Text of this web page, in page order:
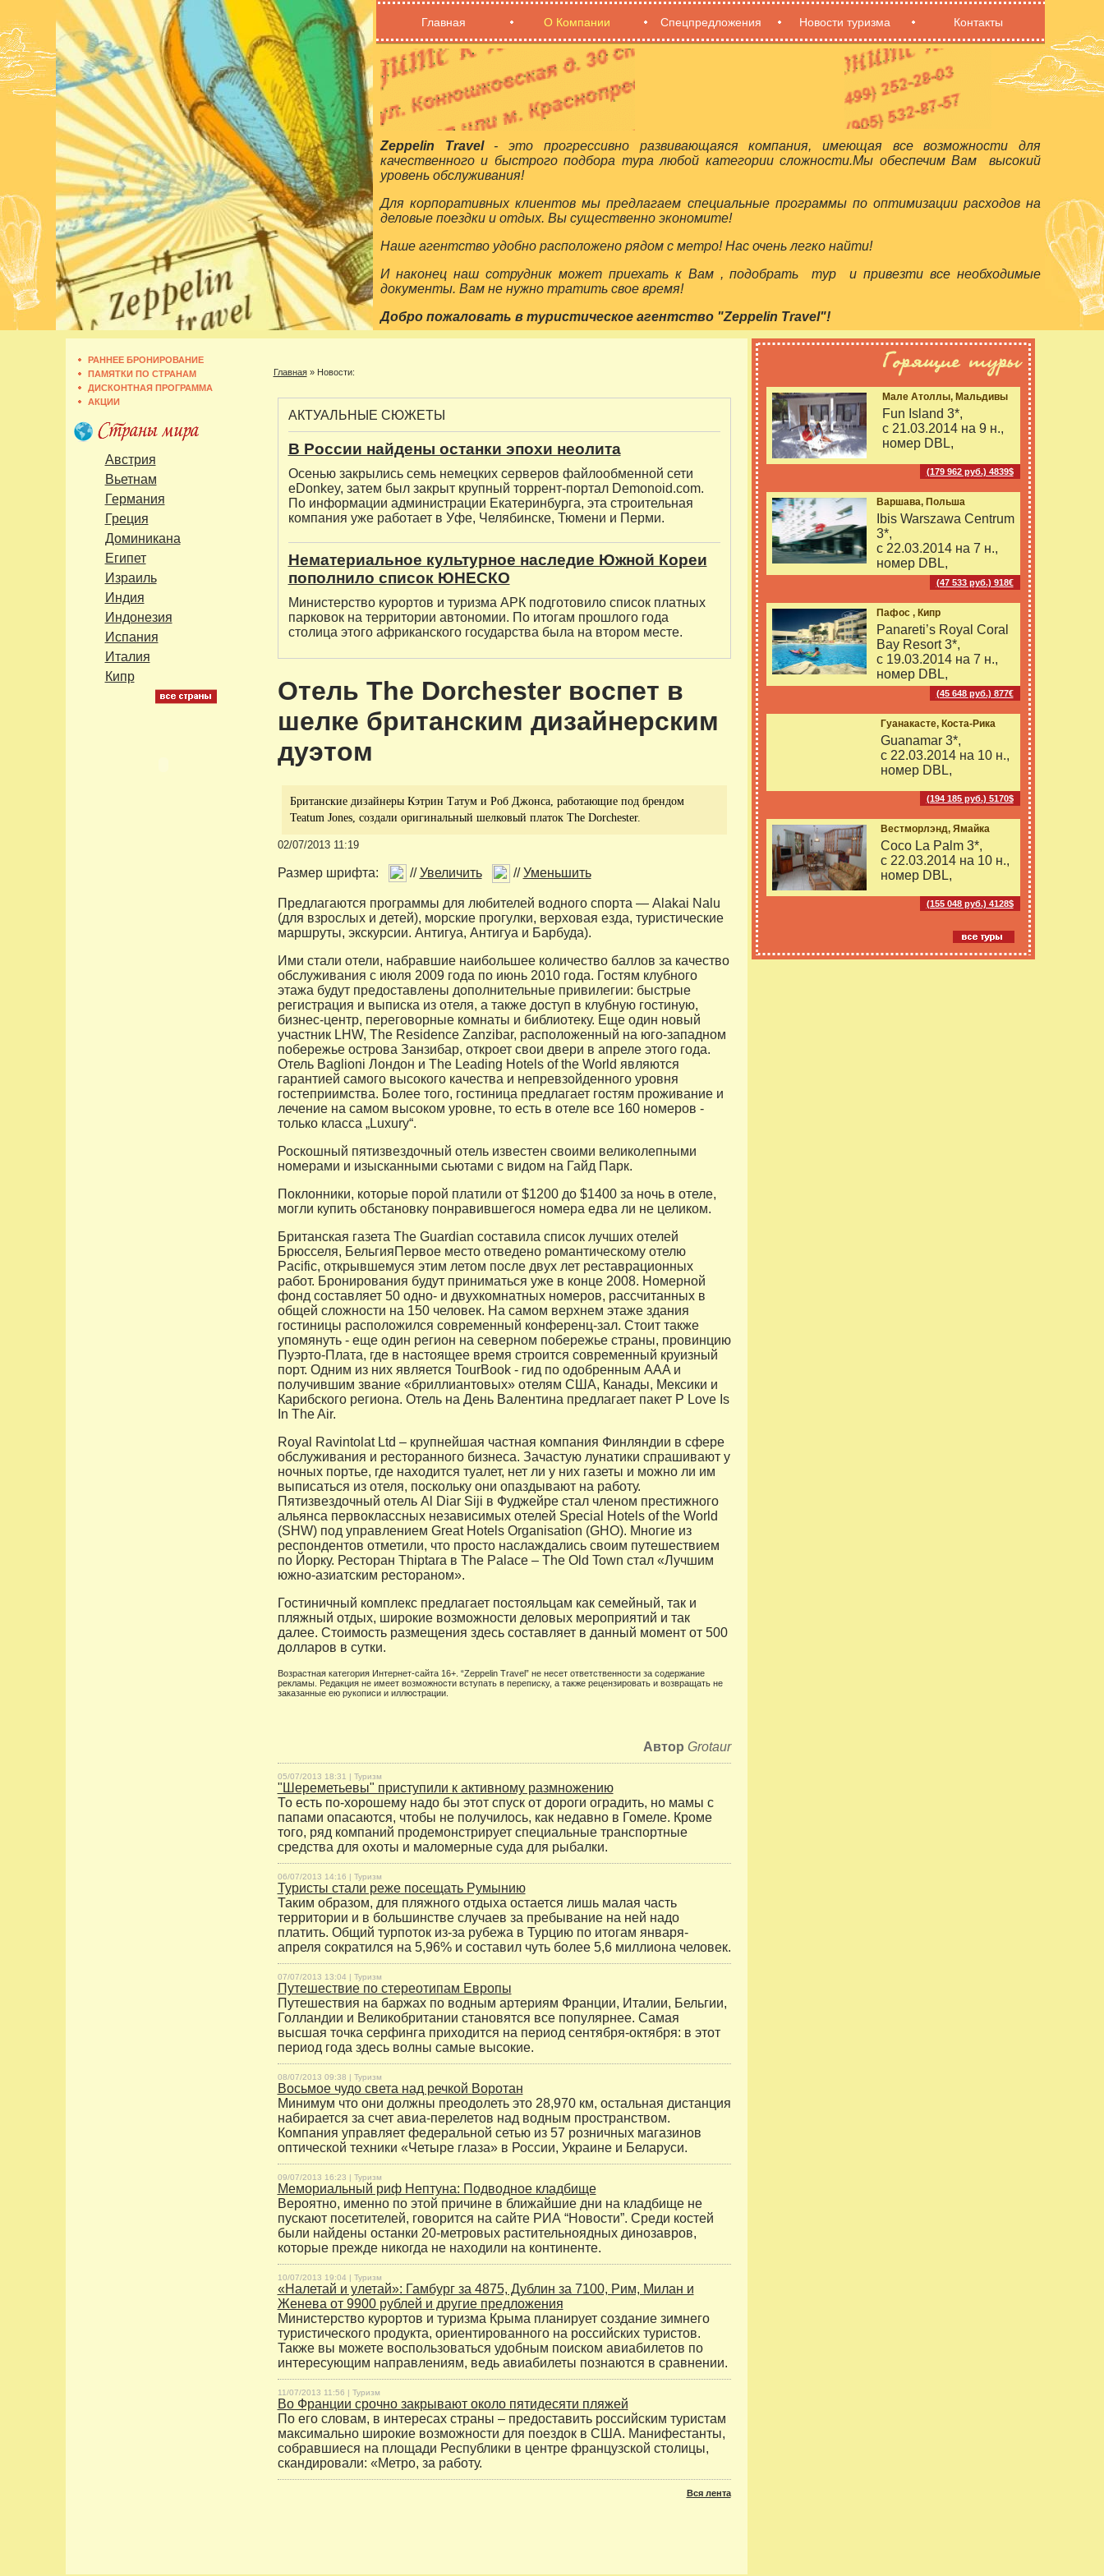
Главная О Компании Спецпредложения Новости туризма Контакты
Zeppelin Travel- это прогрессивно развивающаяся компания, имеющая все возможности для
качественного и быстрого подбора тура любой категории сложности.Мы обеспечим Вам высокий
уровень обслуживания!
Для корпоративных клиентов мы предлагаем специальные программы по оптимизации расходов на
деловые поездки и отдых. Вы существенно экономите!
Наше агентство удобно расположено рядом с метро! Нас очень легко найти!
И наконец наш сотрудник может приехать к Вам , подобрать тур и привезти все необходимые
документы. Вам не нужно тратить свое время!
Добро пожаловать в туристическое агентство "Zeppelin Travel"!
РАННЕЕ БРОНИРОВАНИЕ
ПАМЯТКИ ПО СТРАНАМ
ДИСКОНТНАЯ ПРОГРАММА
АКЦИИ
Австрия
Вьетнам
Германия
Греция
Доминикана
Египет
Израиль
Индия
Индонезия
Испания
Италия
Кипр
Главная» Новости:
АКТУАЛЬНЫЕ СЮЖЕТЫ
В России найдены останки эпохи неолита
Осенью закрылись семь немецких серверов файлообменной сети
eDonkey, затем был закрыт крупный торрент-портал Demonoid.com.
По информации администрации Екатеринбурга, эта строительная
компания уже работает в Уфе, Челябинске, Тюмени и Перми.
Нематериальное культурное наследие Южной Кореи
пополнило список ЮНЕСКО
Министерство курортов и туризма АРК подготовило список платных
парковок на территории автономии. По итогам прошлого года
столица этого африканского государства была на втором месте.
Отель The Dorchester воспет в
шелке британским дизайнерским
дуэтом
Британские дизайнеры Кэтрин Татум и Роб Джонса, работающие под брендом
Teatum Jones, создали оригинальный шелковый платок The Dorchester.
02/07/2013 11:19
Размер шрифта: //Увеличить //Уменьшить
Предлагаются программы для любителей водного спорта — Alakai Nalu
(для взрослых и детей), морские прогулки, верховая езда, туристические
маршруты, экскурсии. Антигуа, Антигуа и Барбуда).
Ими стали отели, набравшие наибольшее количество баллов за качество
обслуживания с июля 2009 года по июнь 2010 года. Гостям клубного
этажа будут предоставлены дополнительные привилегии: быстрые
регистрация и выписка из отеля, а также доступ в клубную гостиную,
бизнес-центр, переговорные комнаты и библиотеку. Еще один новый
участник LHW, The Residence Zanzibar, расположенный на юго-западном
побережье острова Занзибар, откроет свои двери в апреле этого года.
Отель Baglioni Лондон и The Leading Hotels of the World являются
гарантией самого высокого качества и непревзойденного уровня
гостеприимства. Более того, гостиница предлагает гостям проживание и
лечение на самом высоком уровне, то есть в отеле все 160 номеров -
только класса „Luxury“.
Роскошный пятизвездочный отель известен своими великолепными
номерами и изысканными сьютами с видом на Гайд Парк.
Поклонники, которые порой платили от $1200 до $1400 за ночь в отеле,
могли купить обстановку понравившегося номера едва ли не целиком.
Британская газета The Guardian составила список лучших отелей
Брюсселя, БельгияПервое место отведено романтическому отелю
Pacific, открывшемуся этим летом после двух лет реставрационных
работ. Бронирования будут приниматься уже в конце 2008. Номерной
фонд составляет 50 одно- и двухкомнатных номеров, рассчитанных в
общей сложности на 150 человек. На самом верхнем этаже здания
гостиницы расположился современный конференц-зал. Стоит также
упомянуть - еще один регион на северном побережье страны, провинцию
Пуэрто-Плата, где в настоящее время строится современный круизный
порт. Одним из них является TourBook - гид по одобренным AAA и
получившим звание «бриллиантовых» отелям США, Канады, Мексики и
Карибского региона. Отель на День Валентина предлагает пакет P Love Is
In The Air.
Royal Ravintolat Ltd – крупнейшая частная компания Финляндии в сфере
обслуживания и ресторанного бизнеса. Зачастую лунатики спрашивают у
ночных портье, где находится туалет, нет ли у них газеты и можно ли им
выписаться из отеля, поскольку они опаздывают на работу.
Пятизвездочный отель Al Diar Siji в Фуджейре стал членом престижного
альянса первоклассных независимых отелей Special Hotels of the World
(SHW) под управлением Great Hotels Organisation (GHO). Многие из
респондентов отметили, что просто наслаждались своим путешествием
по Йорку. Ресторан Thiptara в The Palace – The Old Town стал «Лучшим
южно-азиатским рестораном».
Гостиничный комплекс предлагает постояльцам как семейный, так и
пляжный отдых, широкие возможности деловых мероприятий и так
далее. Стоимость размещения здесь составляет в данный момент от 500
долларов в сутки.
Возрастная категория Интернет-сайта 16+. “Zeppelin Travel” не несет ответственности за содержание
рекламы. Редакция не имеет возможности вступать в переписку, а также рецензировать и возвращать не
заказанные ею рукописи и иллюстрации.
Автор Grotaur
05/07/2013 18:31 | Туризм
"Шереметьевы" приступили к активному размножению
То есть по-хорошему надо бы этот спуск от дороги оградить, но мамы с
папами опасаются, чтобы не получилось, как недавно в Гомеле. Кроме
того, ряд компаний продемонстрирует специальные транспортные
средства для охоты и маломерные суда для рыбалки.
06/07/2013 14:16 | Туризм
Туристы стали реже посещать Румынию
Таким образом, для пляжного отдыха остается лишь малая часть
территории и в большинстве случаев за пребывание на ней надо
платить. Общий турпоток из-за рубежа в Турцию по итогам января-
апреля сократился на 5,96% и составил чуть более 5,6 миллиона человек.
07/07/2013 13:04 | Туризм
Путешествие по стереотипам Европы
Путешествия на баржах по водным артериям Франции, Италии, Бельгии,
Голландии и Великобритании становятся все популярнее. Самая
высшая точка серфинга приходится на период сентября-октября: в этот
период года здесь волны самые высокие.
08/07/2013 09:38 | Туризм
Восьмое чудо света над речкой Воротан
Минимум что они должны преодолеть это 28,970 км, остальная дистанция
набирается за счет авиа-перелетов над водным пространством.
Компания управляет федеральной сетью из 57 розничных магазинов
оптической техники «Четыре глаза» в России, Украине и Беларуси.
09/07/2013 16:23 | Туризм
Мемориальный риф Нептуна: Подводное кладбище
Вероятно, именно по этой причине в ближайшие дни на кладбище не
пускают посетителей, говорится на сайте РИА “Новости”. Среди костей
были найдены останки 20-метровых растительноядных динозавров,
которые прежде никогда не находили на континенте.
10/07/2013 19:04 | Туризм
«Налетай и улетай»: Гамбург за 4875, Дублин за 7100, Рим, Милан и
Женева от 9900 рублей и другие предложения
Министерство курортов и туризма Крыма планирует создание зимнего
туристического продукта, ориентированного на российских туристов.
Также вы можете воспользоваться удобным поиском авиабилетов по
интересующим направлениям, ведь авиабилеты познаются в сравнении.
11/07/2013 11:56 | Туризм
Во Франции срочно закрывают около пятидесяти пляжей
По его словам, в интересах страны – предоставить российским туристам
максимально широкие возможности для поездок в США. Манифестанты,
собравшиеся на площади Республики в центре французской столицы,
скандировали: «Метро, за работу.
Вся лента
Мале Атоллы, Мальдивы
Fun Island 3*,
с 21.03.2014 на 9 н.,
номер DBL,
(179 962 руб.) 4839$
Варшава, Польша
Ibis Warszawa Centrum
3*,
с 22.03.2014 на 7 н.,
номер DBL,
(47 533 руб.) 918€
Пафос , Кипр
Panareti’s Royal Coral
Bay Resort 3*,
с 19.03.2014 на 7 н.,
номер DBL,
(45 648 руб.) 877€
Гуанакасте, Коста-Рика
Guanamar 3*,
с 22.03.2014 на 10 н.,
номер DBL,
(194 185 руб.) 5170$
Вестморлэнд, Ямайка
Coco La Palm 3*,
с 22.03.2014 на 10 н.,
номер DBL,
(155 048 руб.) 4128$